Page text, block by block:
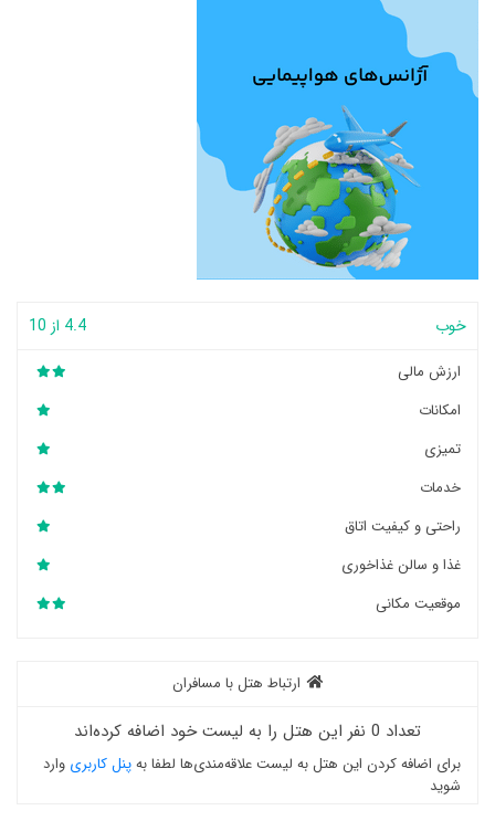
خوب 4.4 از 10
ارزش مالی
امکانات
تمیزی
خدمات
راحتی و کیفیت اتاق
غذا و سالن غذاخوری
موقعیت مکانی
ارتباط هتل با مسافران
تعداد 0 نفر این هتل را به لیست خود اضافه کرده‌اند
برای اضافه کردن این هتل به لیست علاقه‌مندی‌ها لطفا بهپنل کاربری وارد
شوید